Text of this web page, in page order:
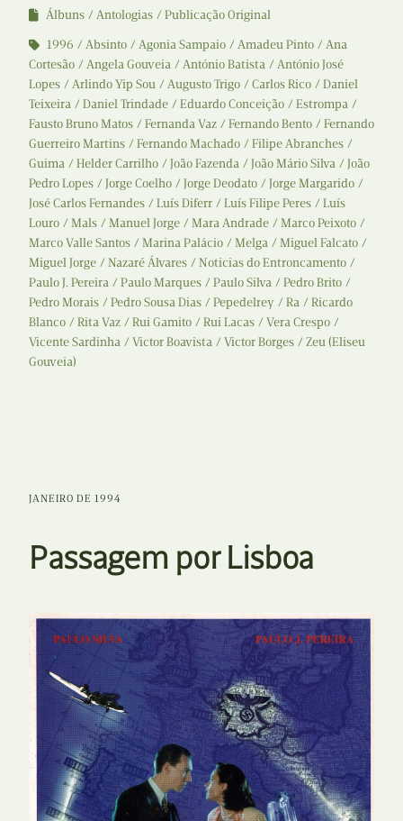
Álbuns Antologias
Publicação Original
1996
Absinto Agonia Sampaio Amadeu Pinto
Ana
Cortesão
Angela Gouveia António Batista
António José
Lopes
Arlindo Yip Sou Augusto Trigo Carlos Rico
Daniel
Teixeira
Daniel Trindade Eduardo Conceição
Estrompa
Fausto Bruno Matos
Fernanda Vaz Fernando Bento
Fernando
Guerreiro Martins
Fernando Machado
Filipe Abranches
Guima
Helder Carrilho João Fazenda João Mário Silva
João
Pedro Lopes
Jorge Coelho Jorge Deodato
Jorge Margarido
José Carlos Fernandes
Luís Diferr Luís Filipe Peres
Luís
Louro
Mals Manuel Jorge Mara Andrade
Marco Peixoto
Marco Valle Santos
Marina Palácio Melga
Miguel Falcato
Miguel Jorge
Nazaré Álvares
Noticias do Entroncamento
Paulo J. Pereira
Paulo Marques Paulo Silva
Pedro Brito
Pedro Morais
Pedro Sousa Dias Pepedelrey Ra
Ricardo
Blanco
Rita Vaz Rui Gamito Rui Lacas
Vera Crespo
Vicente Sardinha
Victor Boavista Victor Borges
Zeu (Eliseu
Gouveia)
JANEIRO DE 1994
Passagem por Lisboa